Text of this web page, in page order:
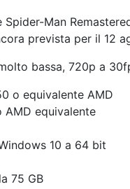
Man
prevista per il 12
bassa, 720p a
o equivalente AMD
AMD equivalente
10 a 64 bit
75 GB